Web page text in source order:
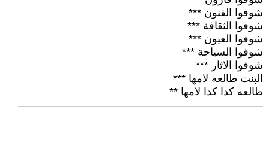
شوفوا الفنون ***
شوفوا الثقافة ***
شوفوا العيون ***
شوفوا السياحة ***
شوفوا الاثار ***
البنت طالعه لامها ***
طالعه كدا كدا لامها **